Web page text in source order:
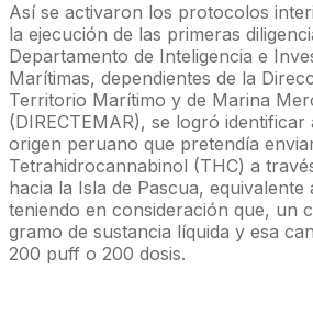
Así se activaron los protocolos
la ejecución de las primeras
Departamento de Inteligencia e
Marítimas, dependientes de la
Territorio Marítimo y de Marina
(DIRECTEMAR), se logró
origen peruano que pretendía
Tetrahidrocannabinol (THC) a
hacia la Isla de Pascua, equivalente
teniendo en consideración que, un
gramo de sustancia líquida y esa
200 puff o 200 dosis.